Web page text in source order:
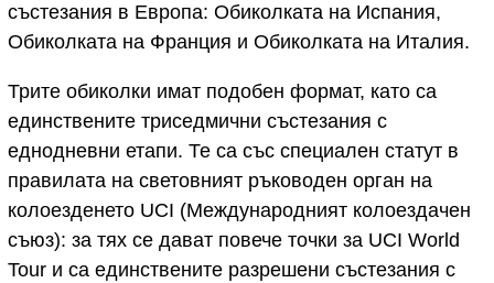
състезания в Европа: Обиколката на Испания,
Обиколката на Франция и Обиколката на Италия.
Трите обиколки имат подобен формат, като са
единствените триседмични състезания с
еднодневни етапи. Те са със специален статут в
правилата на световният ръководен орган на
колоезденето UCI (Международният колоездачен
съюз): за тях се дават повече точки за UCI World
Tour и са единствените разрешени състезания с